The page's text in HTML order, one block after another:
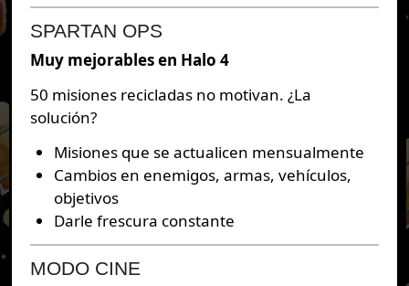
SPARTAN OPS
Muy mejorables en Halo 4
50 misiones recicladas no motivan. ¿La
solución?
Misiones que se actualicen mensualmente
Cambios en enemigos, armas, vehículos,
objetivos
Darle frescura constante
MODO CINE